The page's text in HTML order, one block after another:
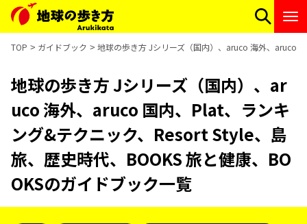
TOP ガイドブック 地球の歩き方 Jシリーズ（国内）、aruco 海外、aruco
地球の歩き方 Jシリーズ（国内）、ar
uco 海外、aruco 国内、Plat、ランキ
ング&テクニック、Resort Style、島
旅、歴史時代、BOOKS 旅と健康、BO
OKSのガイドブック一覧